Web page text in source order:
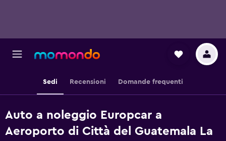
Sedi Recensioni Domande frequenti
Auto a noleggio Europcar a
Aeroporto di Città del Guatemala La